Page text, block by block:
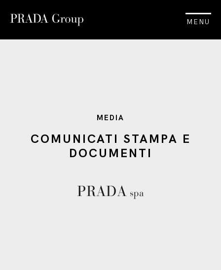
MENU
MEDIA
COMUNICATI STAMPA E
DOCUMENTI